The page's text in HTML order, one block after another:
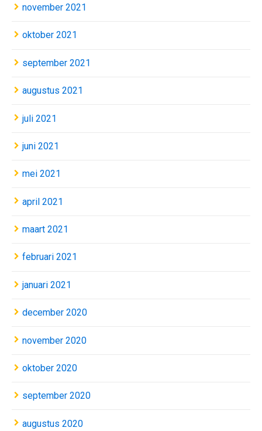
november 2021
oktober 2021
september 2021
augustus 2021
juli 2021
juni 2021
mei 2021
april 2021
maart 2021
februari 2021
januari 2021
december 2020
november 2020
oktober 2020
september 2020
augustus 2020